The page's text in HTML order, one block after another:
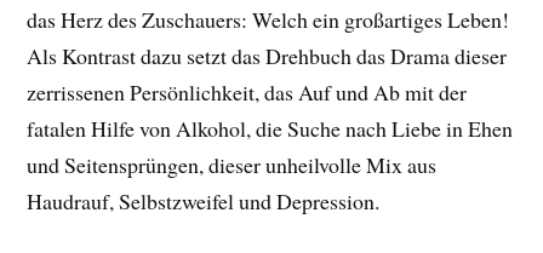
das Herz des Zuschauers: Welch ein großartiges Leben!
Als Kontrast dazu setzt das Drehbuch das Drama dieser
zerrissenen Persönlichkeit, das Auf und Ab mit der
fatalen Hilfe von Alkohol, die Suche nach Liebe in Ehen
und Seitensprüngen, dieser unheilvolle Mix aus
Haudrauf, Selbstzweifel und Depression.